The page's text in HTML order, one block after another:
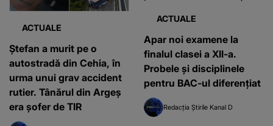
ACTUALE
Ștefan a murit pe o
autostradă din Cehia, în
urma unui grav accident
rutier. Tânărul din Argeș
era șofer de TIR
ACTUALE
Apar noi examene la
finalul clasei a XII-a.
Probele și disciplinele
pentru BAC-ul diferențiat
Redacția Știrile Kanal D